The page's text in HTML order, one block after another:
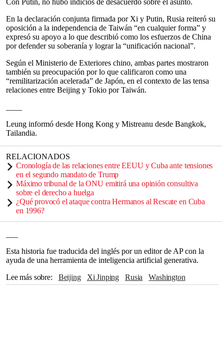
En la declaración conjunta firmada por Xi y Putin, Rusia reiteró su
oposición a la independencia de Taiwán “en cualquier forma” y
expresó su apoyo a lo que describió como los esfuerzos de China
por defender su soberanía y lograr la “unificación nacional”.
Según el Ministerio de Exteriores chino, ambas partes mostraron
también su preocupación por lo que calificaron como una
“remilitarización acelerada” de Japón, en el contexto de las tensa
relaciones entre Beijing y Tokio por Taiwán.
Leung informó desde Hong Kong y Mistreanu desde Bangkok,
Tailandia.
RELACIONADOS
Cronología de las relaciones entre EEUU y Cuba ante tensiones
en el segundo mandato de Trump
Máximo tribunal de la ONU emitirá una opinión consultiva
sobre el derecho a huelga
¿Qué provocó el ataque contra Hermanos al Rescate en Cuba
en 1996?
Esta historia fue traducida del inglés por un editor de AP con la
ayuda de una herramienta de inteligencia artificial generativa.
Lee más sobre
Beijing Xi Jinping Rusia
Washington